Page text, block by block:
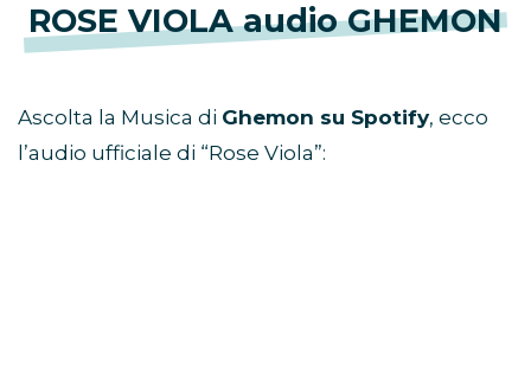
ROSE VIOLA audio GHEMON
Ascolta la Musica di Ghemon su Spotify, ecco
l’audio ufficiale di “Rose Viola”: